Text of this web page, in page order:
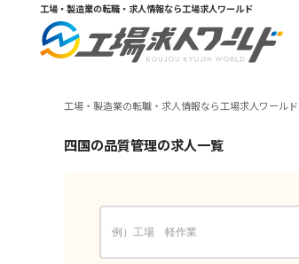
工場・製造業の転職・求人情報なら工場求人ワールド
工場・製造業の転職・求人情報なら工場求人ワールド
四国の品質管理の求人一覧